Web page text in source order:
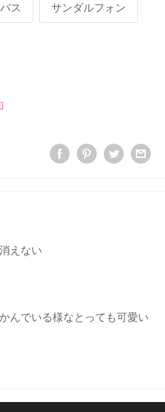
ス サンダルフォン
えない
んでいる様なとっても可愛い